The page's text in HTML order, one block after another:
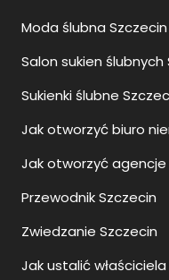
Moda ślubna Szczecin
Salon sukien ślubnych
Sukienki ślubne
Jak otworzyć biuro
Jak otworzyć
Przewodnik Szczecin
Zwiedzanie Szczecin
Jak ustalić